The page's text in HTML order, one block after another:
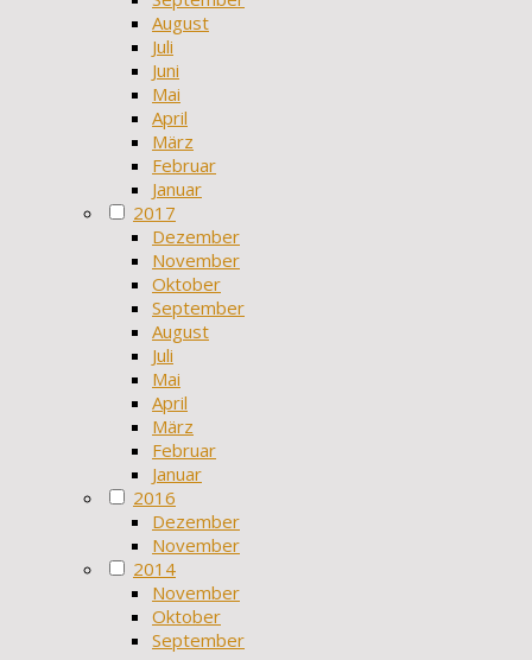
August
Juli
Juni
Mai
April
März
Februar
Januar
2017
Dezember
November
Oktober
September
August
Juli
Mai
April
März
Februar
Januar
2016
Dezember
November
2014
November
Oktober
September